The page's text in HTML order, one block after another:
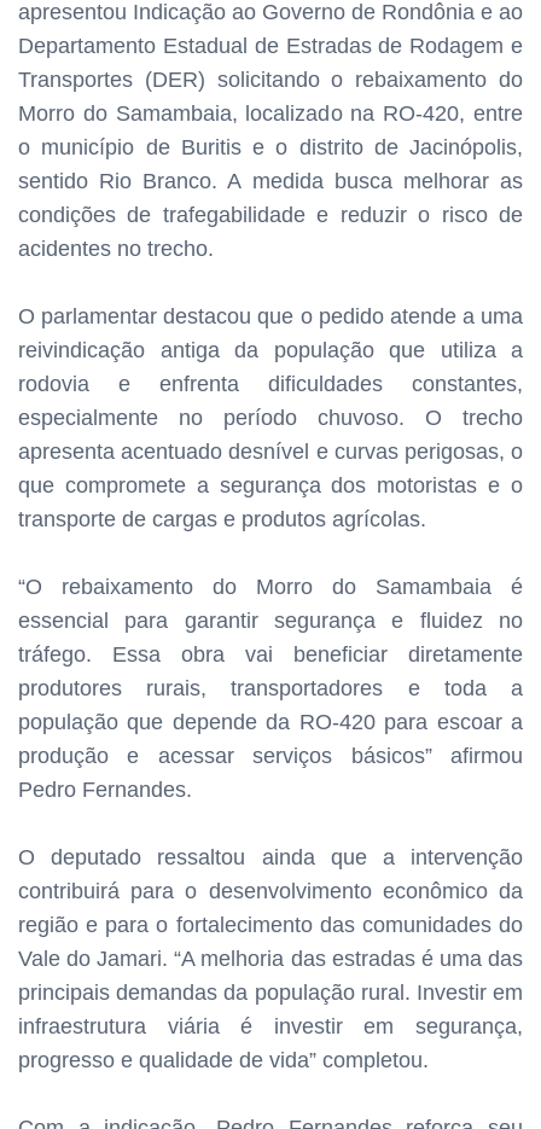
apresentou Indicação ao Governo de Rondônia e ao
Departamento Estadual de Estradas de Rodagem e
Transportes (DER) solicitando o rebaixamento do
Morro do Samambaia, localizado na RO-420, entre
o município de Buritis e o distrito de Jacinópolis,
sentido Rio Branco. A medida busca melhorar as
condições de trafegabilidade e reduzir o risco de
acidentes no trecho.
O parlamentar destacou que o pedido atende a uma
reivindicação antiga da população que utiliza a
rodovia e enfrenta dificuldades constantes,
especialmente no período chuvoso. O trecho
apresenta acentuado desnível e curvas perigosas, o
que compromete a segurança dos motoristas e o
transporte de cargas e produtos agrícolas.
“O rebaixamento do Morro do Samambaia é
essencial para garantir segurança e fluidez no
tráfego. Essa obra vai beneficiar diretamente
produtores rurais, transportadores e toda a
população que depende da RO-420 para escoar a
produção e acessar serviços básicos” afirmou
Pedro Fernandes.
O deputado ressaltou ainda que a intervenção
contribuirá para o desenvolvimento econômico da
região e para o fortalecimento das comunidades do
Vale do Jamari. “A melhoria das estradas é uma das
principais demandas da população rural. Investir em
infraestrutura viária é investir em segurança,
progresso e qualidade de vida” completou.